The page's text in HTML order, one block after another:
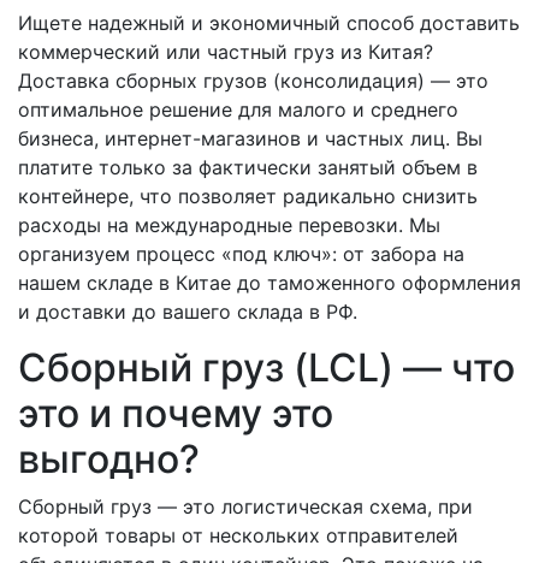
Ищете надежный и экономичный способ доставить
коммерческий или частный груз из Китая?
Доставка сборных грузов (консолидация) — это
оптимальное решение для малого и среднего
бизнеса, интернет-магазинов и частных лиц. Вы
платите только за фактически занятый объем в
контейнере, что позволяет радикально снизить
расходы на международные перевозки. Мы
организуем процесс «под ключ»: от забора на
нашем складе в Китае до таможенного оформления
и доставки до вашего склада в РФ.
Сборный груз (LCL) — что
это и почему это
выгодно?
Сборный груз — это логистическая схема, при
которой товары от нескольких отправителей